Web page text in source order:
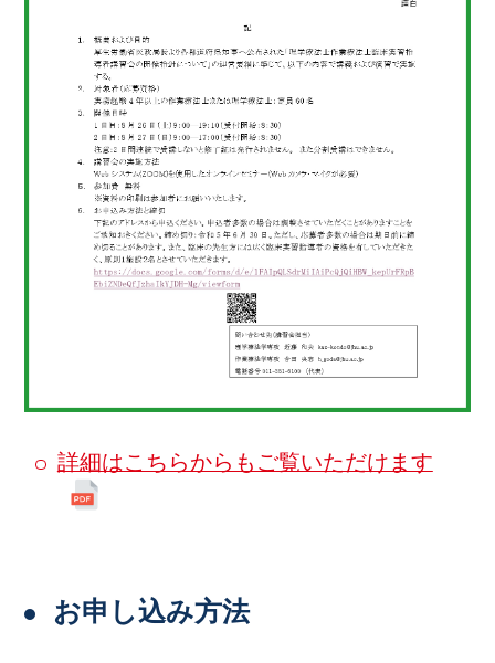
詳細はこちらからもご覧いただけます
お申し込み方法